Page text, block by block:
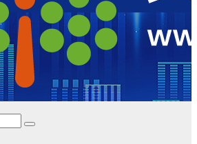
链动态；气凝胶在新能源如锂电、储